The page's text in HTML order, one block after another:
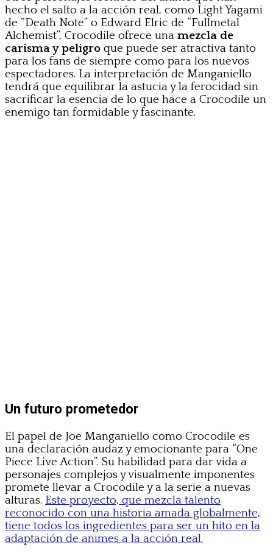
hecho el salto a la acción real, como Light Yagami
de “Death Note” o Edward Elric de “Fullmetal
Alchemist”, Crocodile ofrece una mezcla de
carisma y peligro que puede ser atractiva tanto
para los fans de siempre como para los nuevos
espectadores. La interpretación de Manganiello
tendrá que equilibrar la astucia y la ferocidad sin
sacrificar la esencia de lo que hace a Crocodile un
enemigo tan formidable y fascinante.
Un futuro prometedor
El papel de Joe Manganiello como Crocodile es
una declaración audaz y emocionante para “One
Piece Live Action”. Su habilidad para dar vida a
personajes complejos y visualmente imponentes
promete llevar a Crocodile y a la serie a nuevas
alturas. Este proyecto, que mezcla talento
reconocido con una historia amada globalmente,
tiene todos los ingredientes para ser un hito en la
adaptación de animes a la acción real.